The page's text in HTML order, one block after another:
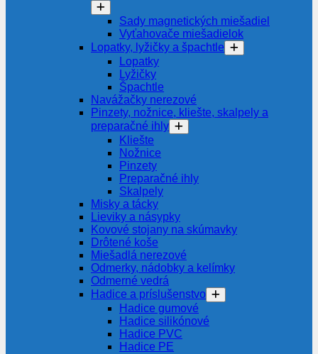
Sady magnetických miešadiel
Vyťahovače miešadielok
Lopatky, lyžičky a špachtle
Lopatky
Lyžičky
Špachtle
Navážačky nerezové
Pinzety, nožnice, kliešte, skalpely a
preparačné ihly
Kliešte
Nožnice
Pinzety
Preparačné ihly
Skalpely
Misky a tácky
Lieviky a násypky
Kovové stojany na skúmavky
Drôtené koše
Miešadlá nerezové
Odmerky, nádobky a kelímky
Odmerné vedrá
Hadice a príslušenstvo
Hadice gumové
Hadice silikónové
Hadice PVC
Hadice PE